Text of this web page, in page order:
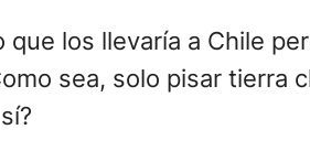
los llevaría a Chile
sea, solo pisar tierra